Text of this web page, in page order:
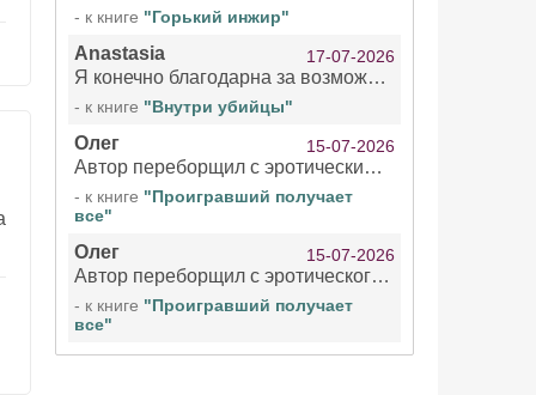
- к книге "Горький инжир"
Anastasia 17-07-2026
Я конечно благодарна за возможность бесплатно слушать книги даже новинки , но чтение этой книги просто ужасно
- к книге "Внутри убийцы"
Олег 15-07-2026
Автор переборщил с эротическими сценами. Похоже, с этим у него проблемы.
- к книге "Проигравший получает
все"
Олег 15-07-2026
Автор переборщил с эротического сценами. Похоже, с этим у него проблемы.
- к книге "Проигравший получает
все"